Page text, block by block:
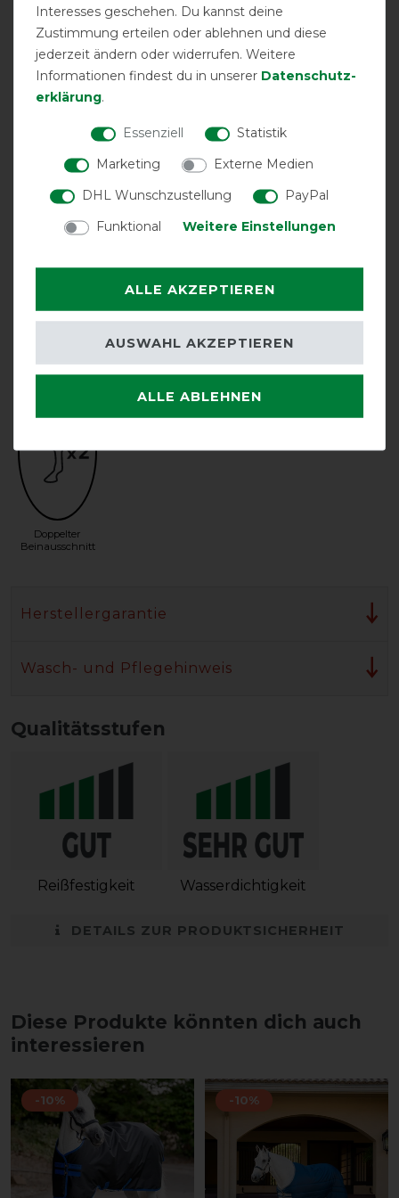
zwei
Kreuzgurte
atmungsaktiv Halsteil möglich
V-Front-
wasserdicht
Doppelter
Beinausschnitt
Herstellergarantie
Wasch- und Pflegehinweis
Qualitätsstufen
Reißfestigkeit Wasserdichtigkeit
DETAILS ZUR PRODUKTSICHERHEIT
Diese Produkte könnten dich auch
interessieren
-10% -10%
Interesses geschehen. Du kannst deine
Zustimmung erteilen oder ablehnen und diese
jederzeit ändern oder widerrufen. Weitere
Informationen findest du in unserer Daten­schutz­
erklärung.
Essenziell
Statistik
Marketing
Externe Medien
DHL Wunschzustellung
PayPal
Funktional
Weitere Einstellungen
ALLE AKZEPTIEREN
ALLE ABLEHNEN
AUSWAHL AKZEPTIEREN